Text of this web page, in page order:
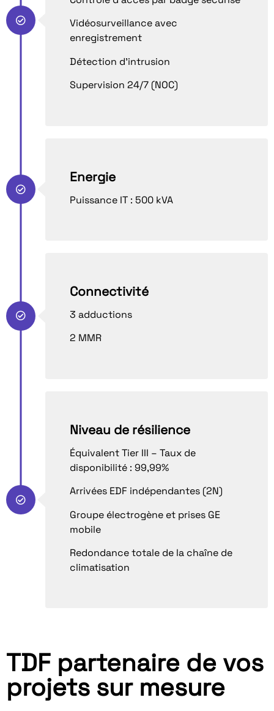
Vidéosurveillance avec
enregistrement
Détection d’intrusion
Supervision 24/7 (NOC)
Energie
Puissance IT : 500 kVA
Connectivité
3 adductions
2 MMR
Niveau de résilience
Équivalent Tier III – Taux de
disponibilité : 99,99%
Arrivées EDF indépendantes (2N)
Groupe électrogène et prises GE
mobile
Redondance totale de la chaîne de
climatisation
TDF partenaire de vos
projets sur mesure